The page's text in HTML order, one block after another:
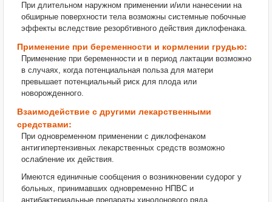
При длительном наружном применении и/или нанесении на
обширные поверхности тела возможны системные побочные
эффекты вследствие резорбтивного действия диклофенака.
Применение при беременности и кормлении грудью:
Применение при беременности и в период лактации возможно
в случаях, когда потенциальная польза для матери
превышает потенциальный риск для плода или
новорожденного.
Взаимодействие с другими лекарственными
средствами:
При одновременном применении с диклофенаком
антигипертензивных лекарственных средств возможно
ослабление их действия.
Имеются единичные сообщения о возникновении судорог у
больных, принимавших одновременно НПВС и
антибактериальные препараты хинолонового ряда.